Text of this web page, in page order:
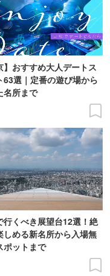
】おすすめ大人デートス
63選｜定番の遊び場から
名所まで
行くべき展望台12選！絶
しめる新名所から入場無
ポットまで